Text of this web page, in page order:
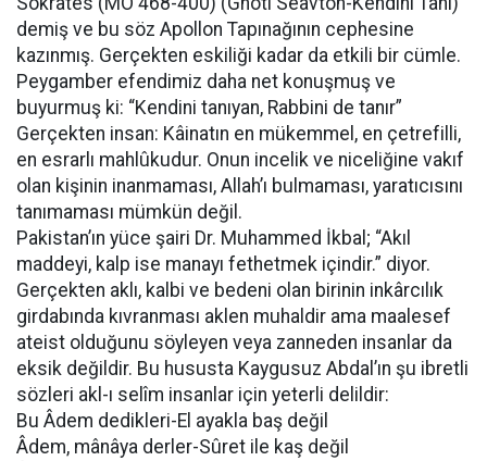
demiş ve bu söz Apollon Tapınağının cephesine
kazınmış. Gerçekten eskiliği kadar da etkili bir cümle.
Peygamber efendimiz daha net konuşmuş ve
buyurmuş ki: “Kendini tanıyan, Rabbini de tanır”
Gerçekten insan: Kâinatın en mükemmel, en çetrefilli,
en esrarlı mahlûkudur. Onun incelik ve niceliğine vakıf
olan kişinin inanmaması, Allah’ı bulmaması, yaratıcısını
tanımaması mümkün değil.
Pakistan’ın yüce şairi Dr. Muhammed İkbal; “Akıl
maddeyi, kalp ise manayı fethetmek içindir.” diyor.
Gerçekten aklı, kalbi ve bedeni olan birinin inkârcılık
girdabında kıvranması aklen muhaldir ama maalesef
ateist olduğunu söyleyen veya zanneden insanlar da
eksik değildir. Bu hususta Kaygusuz Abdal’ın şu ibretli
sözleri akl-ı selîm insanlar için yeterli delildir:
Bu Âdem dedikleri-El ayakla baş değil
Âdem, mânâya derler-Sûret ile kaş değil